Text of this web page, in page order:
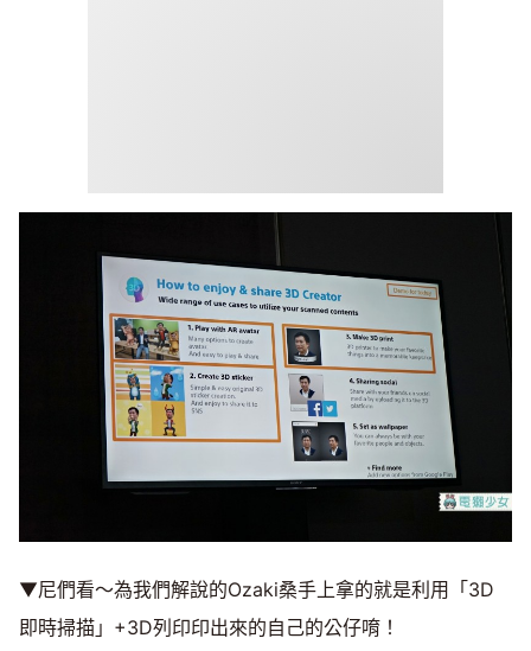
▼尼們看～為我們解說的Ozaki桑手上拿的就是利用「3D
即時掃描」+3D列印印出來的自己的公仔唷！